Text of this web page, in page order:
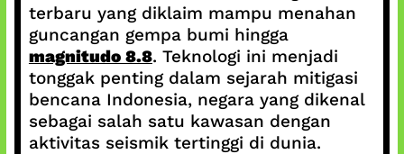
terbaru yang diklaim mampu menahan
guncangan gempa bumi hingga
magnitudo 8.8. Teknologi ini menjadi
tonggak penting dalam sejarah mitigasi
bencana Indonesia, negara yang dikenal
sebagai salah satu kawasan dengan
aktivitas seismik tertinggi di dunia.